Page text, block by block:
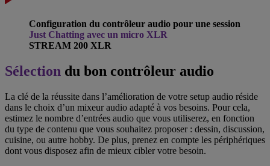
Configuration du contrôleur audio pour une session
Just Chatting avec un micro XLR
STREAM 200 XLR
Sélection du bon contrôleur audio
La clé de la réussite dans l’amélioration de votre setup audio réside
dans le choix d’un mixeur audio adapté à vos besoins. Pour cela,
estimez le nombre d’entrées audio que vous utiliserez, en fonction
du type de contenu que vous souhaitez proposer : dessin, discussion,
cuisine, ou autre hobby. De plus, prenez en compte les périphériques
dont vous disposez afin de mieux cibler votre besoin.